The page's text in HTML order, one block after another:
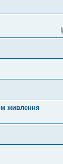
живлення